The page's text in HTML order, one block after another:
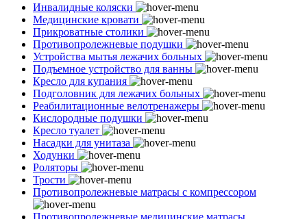
Инвалидные коляски
Медицинские кровати
Прикроватные столики
Противопролежневые подушки
Устройства мытья лежачих больных
Подъемное устройство для ванны
Кресло для купания
Подголовник для лежачих больных
Реабилитационные велотренажеры
Кислородные подушки
Кресло туалет
Насадки для унитаза
Ходунки
Роляторы
Трости
Противопролежневые матрасы с компрессором
Противопролежневые медицинские матрасы